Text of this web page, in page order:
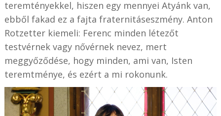
teremtényekkel, hiszen egy mennyei Atyánk van,
ebből fakad ez a fajta fraternitáseszmény. Anton
Rotzetter kiemeli: Ferenc minden létezőt
testvérnek vagy nővérnek nevez, mert
meggyőződése, hogy minden, ami van, Isten
teremtménye, és ezért a mi rokonunk.